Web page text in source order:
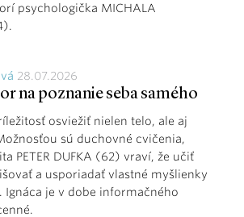
psychologička MICHALA
28.07.2026
na poznanie seba samého
osviežiť nielen telo, ale aj
sú duchovné cvičenia,
PETER DUFKA (62) vraví, že učiť
a usporiadať vlastné myšlienky
Ignáca je v dobe informačného